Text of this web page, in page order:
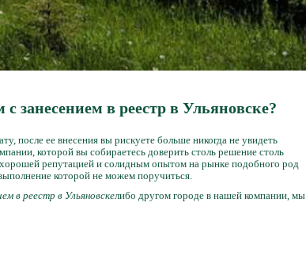
занесением в реестр в Ульяновске?
после ее внесения вы рискуете больше никогда не увидеть
которой вы собираетесь доверить столь решение столь
репутацией и солидным опытом на рынке подобного род
которой не можем поручиться.
в реестр в Ульяновскелибо другом городе в нашей компании, мы